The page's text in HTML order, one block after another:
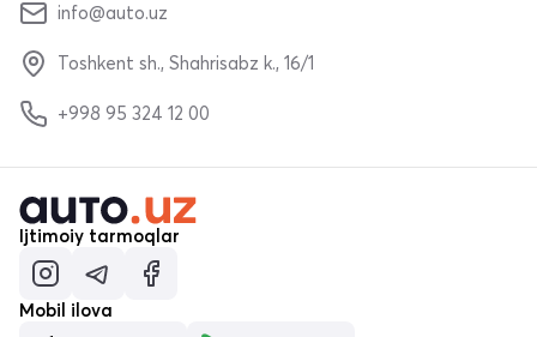
info@auto.uz
Toshkent sh., Shahrisabz k., 16/1
+998 95 324 12 00
Ijtimoiy tarmoqlar
Mobil ilova